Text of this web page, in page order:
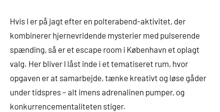
Hvis I er på jagt efter en polterabend-aktivitet, der
kombinerer hjernevridende mysterier med pulserende
spænding, så er et escape room i København et oplagt
valg. Her bliver I låst inde i et tematiseret rum, hvor
opgaven er at samarbejde, tænke kreativt og løse gåder
under tidspres – alt imens adrenalinen pumper, og
konkurrencementaliteten stiger.